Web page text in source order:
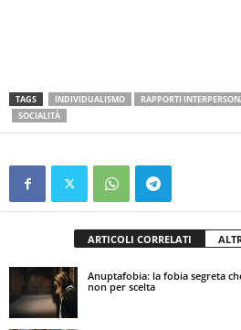
TAGS INDIVIDUALISMO RAPPORTI
SOCIALITÀ
ARTICOLI CORRELATI
Anuptafobia: la fobia segreta
non per scelta